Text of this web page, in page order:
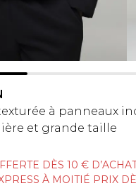
à panneaux
et grande taille
DÈS 10 €
À MOITIÉ PRIX